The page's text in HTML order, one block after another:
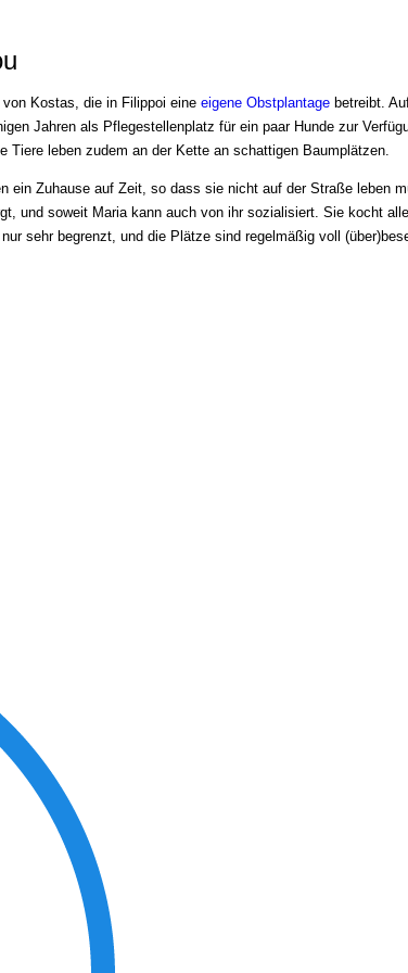
von Kostas, die in Filippoi eine eigene Obstplantage betreibt.
Jahren als Pflegestellenplatz für ein paar Hunde zur
Tiere leben zudem an der Kette an schattigen Baumplätzen.
ein Zuhause auf Zeit, so dass sie nicht auf der Straße leben
und soweit Maria kann auch von ihr sozialisiert. Sie kocht
sehr begrenzt, und die Plätze sind regelmäßig voll